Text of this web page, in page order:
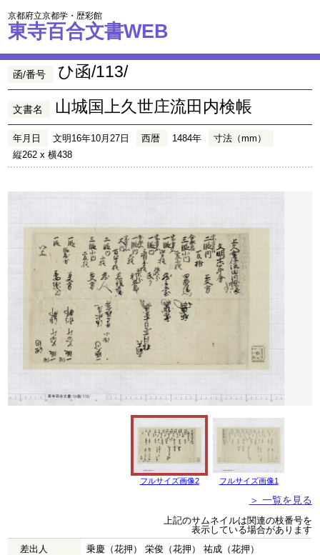
京都府立京都学・歴彩館
東寺百合文書WEB
函/番号 ひ函/113/
文書名 山城国上久世庄流田内検帳
年月日 文明16年10月27日 西暦 1484年
寸法（mm）
縦262 x 横438
フルサイズ画像2 フルサイズ画像1
＞ 一覧を見る
上記のサムネイルは関連の枝番号を
表示している場合があります
差出人
乗慶（花押） 栄俊（花押） 祐成（花押）